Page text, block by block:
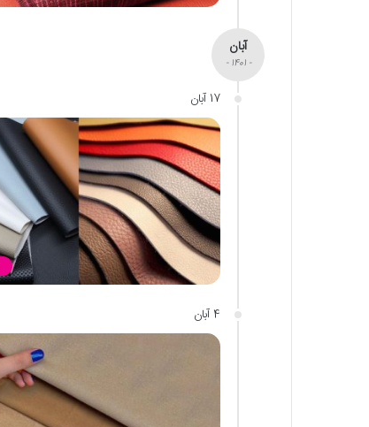
آبان
- 1401 -
17 آبان
4 آبان